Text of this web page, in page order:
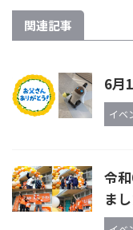
関連記事
6月
イベ
令
ま